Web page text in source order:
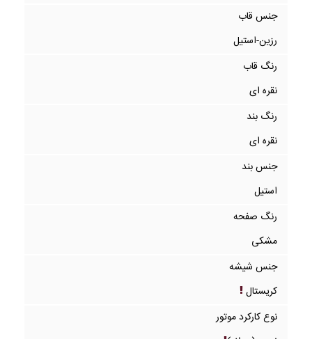
جنس قاب
رزین-استیل
رنگ قاب
نقره ای
رنگ بند
نقره ای
جنس بند
استیل
رنگ صفحه
مشکی
جنس شیشه
کریستال
نوع کارکرد موتور